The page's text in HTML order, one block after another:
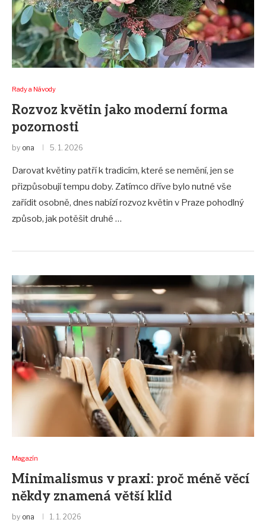
Rady a Návody
Rozvoz květin jako moderní forma
pozornosti
by ona 5. 1. 2026
Darovat květiny patří k tradicím, které se nemění, jen se
přizpůsobují tempu doby. Zatímco dříve bylo nutné vše
zařídit osobně, dnes nabízí rozvoz květin v Praze pohodlný
způsob, jak potěšit druhé …
Magazín
Minimalismus v praxi: proč méně věcí
někdy znamená větší klid
by ona 1. 1. 2026